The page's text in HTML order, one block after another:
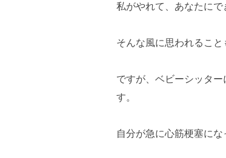
私がやれて、あなたにで
そんな風に思われること
ですが、ベビーシッタ
す。
自分が急に心筋梗塞にな